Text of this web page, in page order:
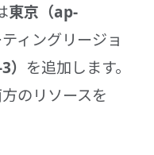
東京（ap-
ィングリージョ
を追加します。
のリソースを